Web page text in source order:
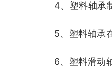
4、塑料轴承
5、塑料轴承
6、塑料滑动